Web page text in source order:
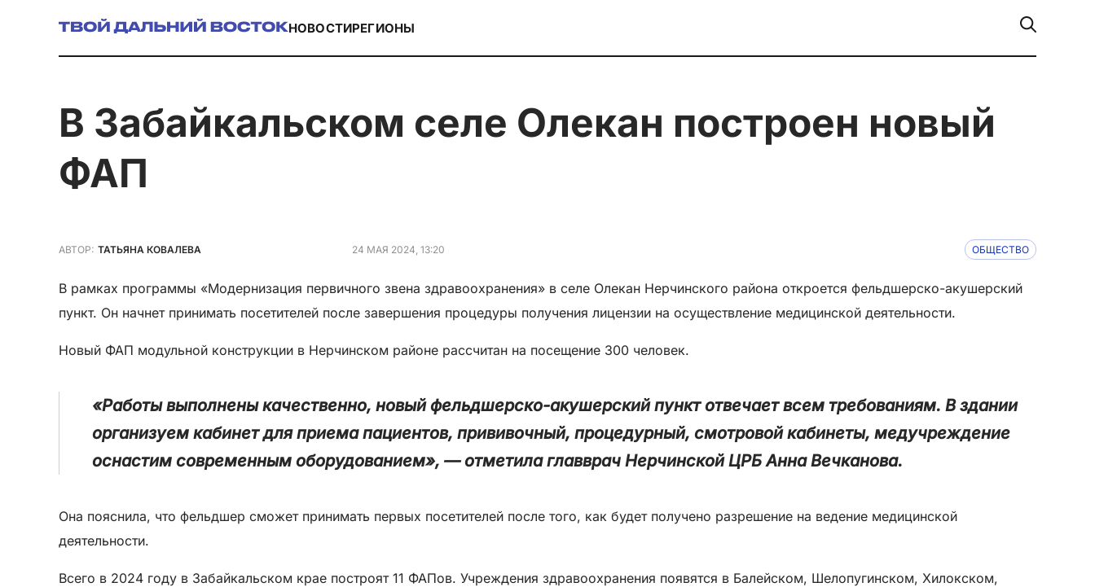
НОВОСТИРЕГИОНЫ
в Забайкальском селе Олекан построен новый
ФАП
АВТОР: ТАТЬЯНА КОВАЛЕВА 24 МАЯ 2024, 13:20 ОБЩЕСТВО
В рамках программы «Модернизация первичного звена здравоохранения» в селе Олекан Нерчинского района откроется фельдшерско-акушерский
пункт. Он начнет принимать посетителей после завершения процедуры получения лицензии на осуществление медицинской деятельности.
Новый ФАП модульной конструкции в Нерчинском районе рассчитан на посещение 300 человек.
«Работы выполнены качественно, новый фельдшерско-акушерский пункт отвечает всем требованиям. В здании
организуем кабинет для приема пациентов, прививочный, процедурный, смотровой кабинеты, медучреждение
оснастим современным оборудованием», — отметила главврач Нерчинской ЦРБ Анна Вечканова.
Она пояснила, что фельдшер сможет принимать первых посетителей после того, как будет получено разрешение на ведение медицинской
деятельности.
Всего в 2024 году в Забайкальском крае построят 11 ФАПов. Учреждения здравоохранения появятся в Балейском, Шелопугинском, Хилокском,